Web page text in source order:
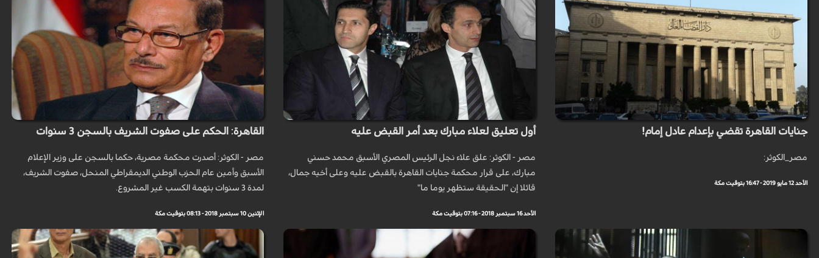
جنايات القاهرة تقضي بإعدام عادل إمام!
مصر_الكوثر:
الأحد 12 مايو 2019 - 16:47 بتوقيت مكة
أول تعليق لعلاء مبارك بعد أمر القبض عليه
مصر - الكوثر: علق علاء نجل الرئيس المصري الأسبق محمد حسني
مبارك، على قرار محكمة جنايات القاهرة بالقبض عليه وعلى أخيه جمال،
قائلا إن "الحقيقة ستظهر يوما ما"
الأحد 16 سبتمبر 2018 - 07:16 بتوقيت مكة
القاهرة: الحكم على صفوت الشريف بالسجن 3 سنوات
مصر - الكوثر: أصدرت محكمة مصرية، حكما بالسجن على وزير الإعلام
الأسبق وأمين عام الحزب الوطني الديمقراطي المنحل، صفوت الشريف،
لمدة 3 سنوات بتهمة الكسب غير المشروع.
الإثنين 10 سبتمبر 2018 - 08:13 بتوقيت مكة